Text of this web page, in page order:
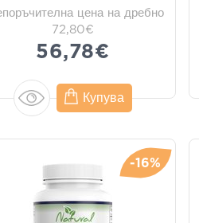
цена на дребно
72,80€
56,78€
Купува
-16%